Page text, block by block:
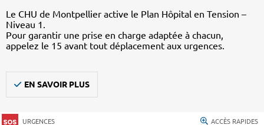
Le CHU de Montpellier active le Plan Hôpital en Tension –
Niveau 1.
Pour garantir une prise en charge adaptée à chacun,
appelez le 15 avant tout déplacement aux urgences.
EN SAVOIR PLUS
URGENCES ACCÈS RAPIDES